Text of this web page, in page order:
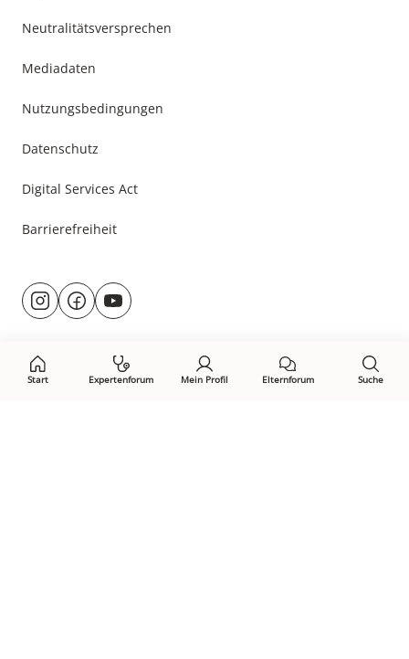
Start Expertenforum Mein Profil Elternforum Suche
Neutralitätsversprechen
Mediadaten
Nutzungsbedingungen
Datenschutz
Digital Services Act
Barrierefreiheit
Besuche
uns@rund.ums.baby
facebook.com/rundumsbaby.de
youtube.com/@rundumsbaby_